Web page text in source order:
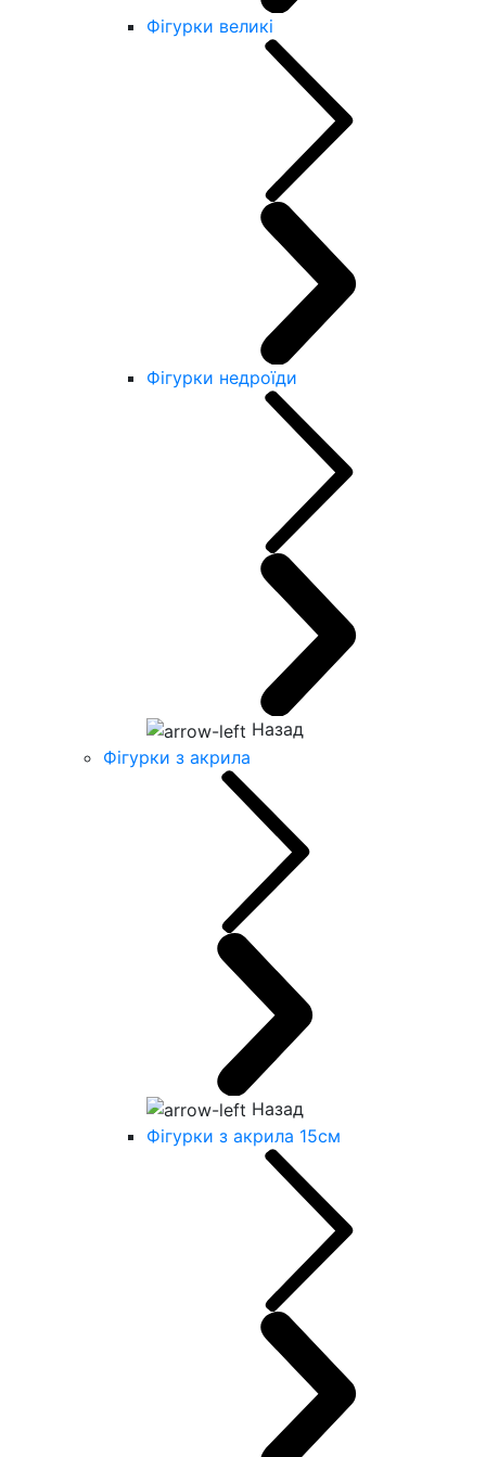
Фігурки великі
Фігурки недроїди
Назад
Фігурки з акрила
Назад
Фігурки з акрила 15см